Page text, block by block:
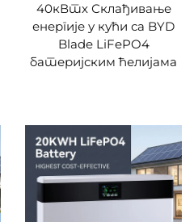
40кВтх Склађивање
енергије у кући са BYD
Blade LiFePO4
батеријским ћелијама